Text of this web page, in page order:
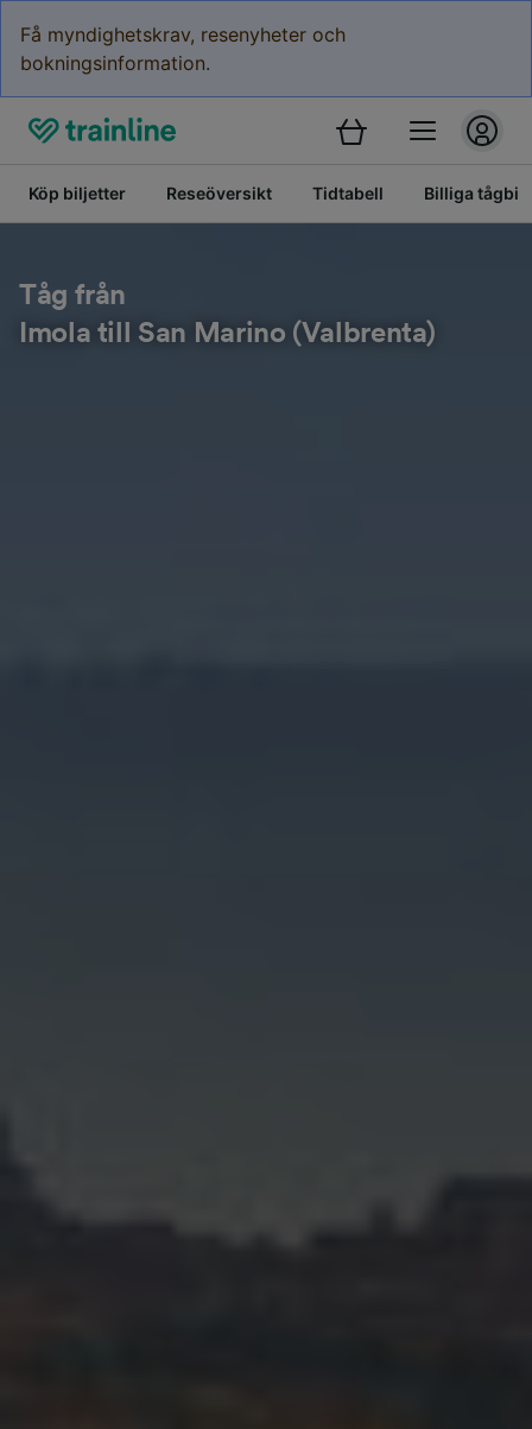
Få myndighetskrav, resenyheter och
bokningsinformation.
Köp biljetter Reseöversikt Tidtabell Billiga
Tåg från
Imola till San Marino (Valbrenta)